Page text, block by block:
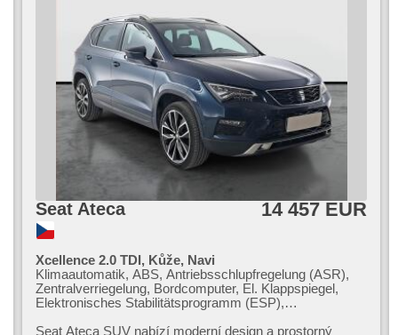
Seat Ateca 14 457 EUR
Xcellence 2.0 TDI, Kůže, Navi
Klimaautomatik, ABS, Antriebsschlupfregelung (ASR),
Zentralverriegelung, Bordcomputer, El. Klappspiegel,
Elektronisches Stabilitätsprogramm (ESP),
Scheibenwischersensor, starten per Taste,
Seat Ateca SUV nabízí moderní design a prostorný